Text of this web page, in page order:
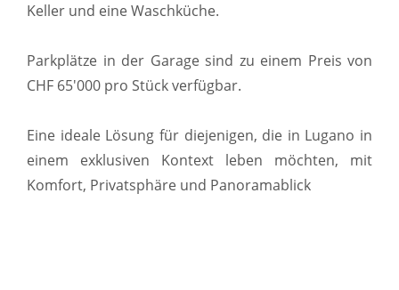
Keller und eine Waschküche.
Parkplätze in der Garage sind zu einem Preis von
CHF 65'000 pro Stück verfügbar.
Eine ideale Lösung für diejenigen, die in Lugano in
einem exklusiven Kontext leben möchten, mit
Komfort, Privatsphäre und Panoramablick